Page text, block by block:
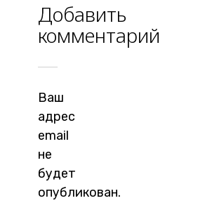
Добавить
комментарий
Ваш
адрес
email
не
будет
опубликован.